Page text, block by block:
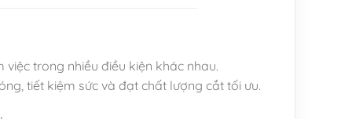
trong nhiều điều kiện khác nhau.
tiết kiệm sức và đạt chất lượng cắt tối ưu.